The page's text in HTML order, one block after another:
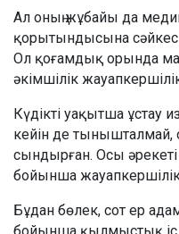
Ал оның жұбайы да
қорытындысына
Ол қоғамдық орында
әкімшілік
Күдікті уақытша ұстау
кейін де
сындырған. Осы
бойынша
Бұдан бөлек, сот ер